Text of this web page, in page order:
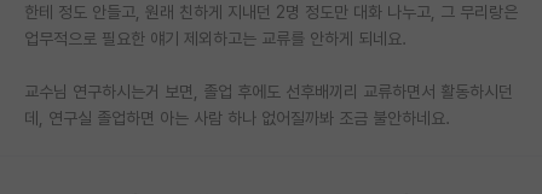
반도체/AI 게시판
장학금/장학생 게시판
학술 정보 게시판
한테 정도 안들고, 원래 친하게 지내던 2명 정도만 대화 나누고, 그 무리랑은
업무적으로 필요한 얘기 제외하고는 교류를 안하게 되네요.
교수님 연구하시는거 보면, 졸업 후에도 선후배끼리 교류하면서 활동하시던
데, 연구실 졸업하면 아는 사람 하나 없어질까봐 조금 불안하네요.